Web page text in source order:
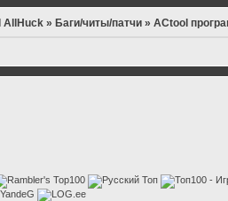
AllHuck » Баги/читы/патчи »ACtool